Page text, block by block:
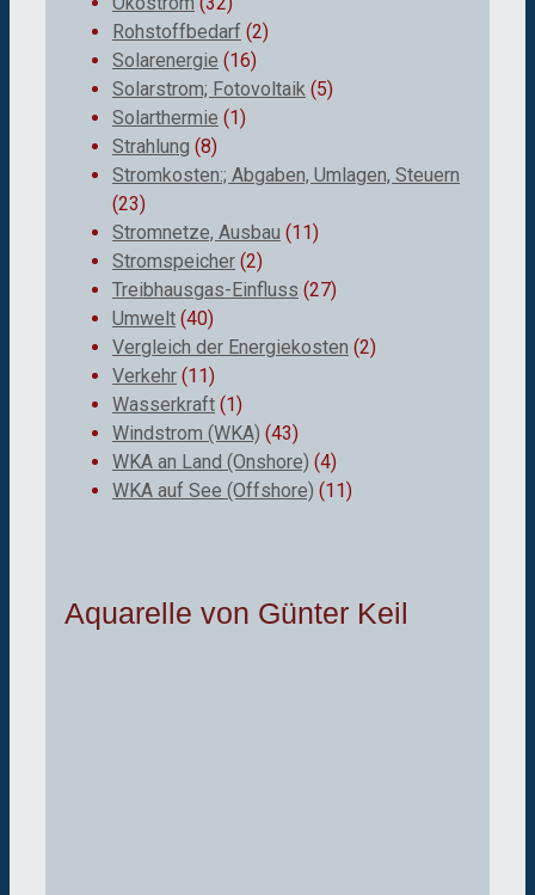
Rohstoffbedarf (2)
Solarenergie (16)
Solarstrom; Fotovoltaik (5)
Solarthermie (1)
Strahlung (8)
Stromkosten:; Abgaben, Umlagen, Steuern
(23)
Stromnetze, Ausbau (11)
Stromspeicher (2)
Treibhausgas-Einfluss (27)
Umwelt (40)
Vergleich der Energiekosten (2)
Verkehr (11)
Wasserkraft (1)
Windstrom (WKA) (43)
WKA an Land (Onshore) (4)
WKA auf See (Offshore) (11)
Aquarelle von Günter Keil